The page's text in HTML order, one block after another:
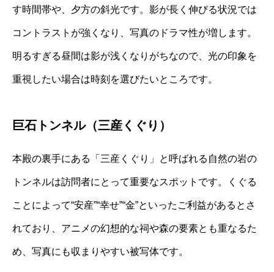
す時間帯や、夕方の斜光です。影が長く伸びる状況では
コントラストが強くなり、写真のドラマ性が増します。
明るすぎる昼間は影が浅くなりがちなので、光の印象を
重視したい場合は時刻を選びたいところです。
巨石トンネル（三産くぐり）
本殿の裏手にある「三産くぐり」と呼ばれる自然の岩の
トンネルは訪問者にとって重要なスポットです。くぐる
ことによって“安産”“幸せ”“金”といったご利益があるとさ
れており、アニメの幻想的な祠や森の要素とも重なるた
め、写真にも収まりやすい被写体です。